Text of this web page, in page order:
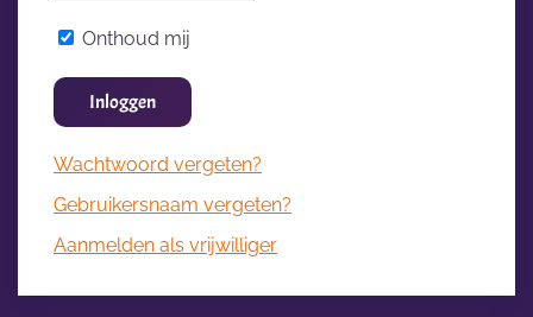
Onthoud mij
Inloggen
Wachtwoord vergeten?
Gebruikersnaam vergeten?
Aanmelden als vrijwilliger